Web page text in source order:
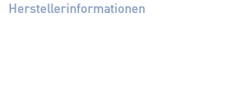
Herstellerinformationen